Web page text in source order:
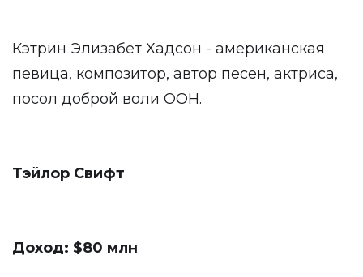
Кэтрин Элизабет Хадсон - американская
певица, композитор, автор песен, актриса,
посол доброй воли ООН.
Тэйлор Свифт
Доход: $80 млн